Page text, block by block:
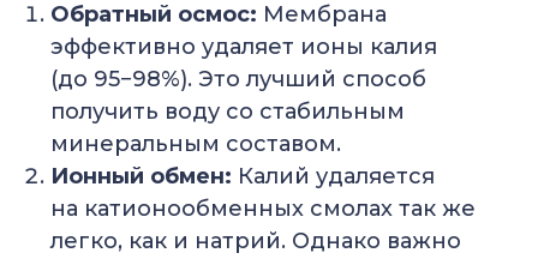
Обратный осмос: Мембрана
эффективно удаляет ионы калия
(до 95−98%). Это лучший способ
получить воду со стабильным
минеральным составом.
Ионный обмен: Калий удаляется
на катионообменных смолах так же
легко, как и натрий. Однако важно